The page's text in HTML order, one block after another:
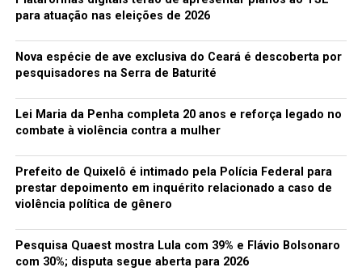
para atuação nas eleições de 2026
Nova espécie de ave exclusiva do Ceará é descoberta por
pesquisadores na Serra de Baturité
Lei Maria da Penha completa 20 anos e reforça legado no
combate à violência contra a mulher
Prefeito de Quixelô é intimado pela Polícia Federal para
prestar depoimento em inquérito relacionado a caso de
violência política de gênero
Pesquisa Quaest mostra Lula com 39% e Flávio Bolsonaro
com 30%; disputa segue aberta para 2026